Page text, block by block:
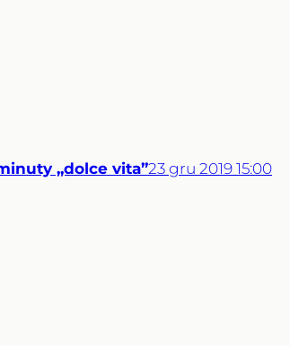
„dolce vita”23 gru 2019 15:00